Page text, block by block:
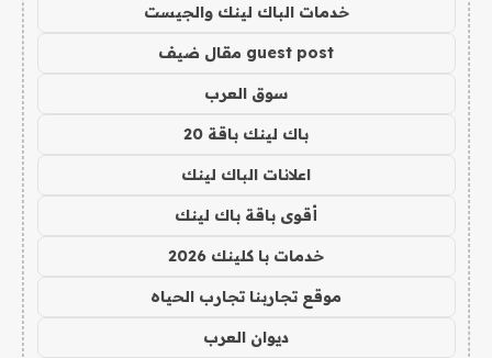
خدمات الباك لينك والجيست
guest post مقال ضيف
سوق العرب
باك لينك باقة 20
اعلانات الباك لينك
أقوى باقة باك لينك
خدمات با كلينك 2026
موقع تجاربنا تجارب الحياه
ديوان العرب